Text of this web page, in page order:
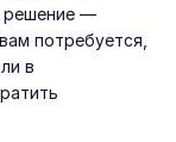
решение —
потребуется,
в